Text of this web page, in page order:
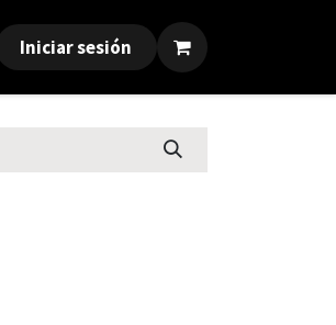
Iniciar sesión